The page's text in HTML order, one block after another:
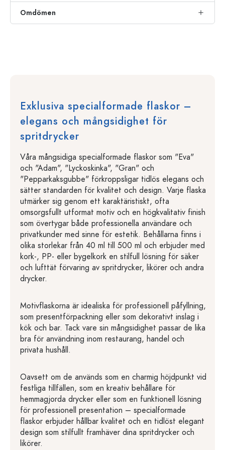
Omdömen
Exklusiva specialformade flaskor –
elegans och mångsidighet för
spritdrycker
Våra mångsidiga specialformade flaskor som "Eva"
och "Adam", "Lyckoskinka", "Gran" och
"Pepparkaksgubbe" förkroppsligar tidlös elegans och
sätter standarden för kvalitet och design. Varje flaska
utmärker sig genom ett karaktäristiskt, ofta
omsorgsfullt utformat motiv och en högkvalitativ finish
som övertygar både professionella användare och
privatkunder med sinne för estetik. Behållarna finns i
olika storlekar från 40 ml till 500 ml och erbjuder med
kork-, PP- eller bygelkork en stilfull lösning för säker
och lufttät förvaring av spritdrycker, likörer och andra
drycker.
Motivflaskorna är idealiska för professionell påfyllning,
som presentförpackning eller som dekorativt inslag i
kök och bar. Tack vare sin mångsidighet passar de lika
bra för användning inom restaurang, handel och
privata hushåll.
Oavsett om de används som en charmig höjdpunkt vid
festliga tillfällen, som en kreativ behållare för
hemmagjorda drycker eller som en funktionell lösning
för professionell presentation – specialformade
flaskor erbjuder hållbar kvalitet och en tidlöst elegant
design som stilfullt framhäver dina spritdrycker och
likörer.